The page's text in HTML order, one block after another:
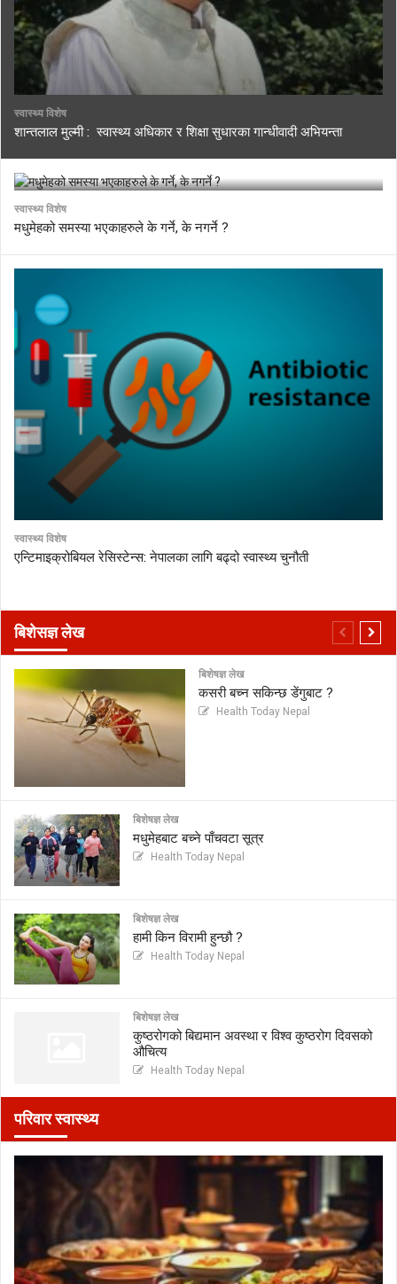
स्वास्थ्य विशेष
शान्तलाल मुल्मी : स्वास्थ्य अधिकार र शिक्षा सुधारका गान्धीवादी अभियन्ता
स्वास्थ्य विशेष
मधुमेहको समस्या भएकाहरुले के गर्ने, के नगर्ने ?
स्वास्थ्य विशेष
एन्टिमाइक्रोबियल रेसिस्टेन्स: नेपालका लागि बढ्दो स्वास्थ्य चुनौती
बिशेसज्ञ लेख
बिशेषज्ञ लेख
कसरी बच्न सकिन्छ डेंगुबाट ?
Health Today Nepal
बिशेषज्ञ लेख
मधुमेहबाट बच्ने पाँचवटा सूत्र
Health Today Nepal
बिशेषज्ञ लेख
हामी किन विरामी हुन्छौ ?
Health Today Nepal
बिशेषज्ञ लेख
कुष्ठरोगको बिद्यमान अवस्था र विश्व कुष्ठरोग दिवसको
औचित्य
Health Today Nepal
परिवार स्वास्थ्य